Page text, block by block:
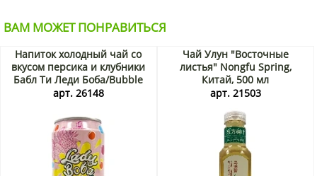
ВАМ МОЖЕТ ПОНРАВИТЬСЯ
Напиток холодный чай со
вкусом персика и клубники
Бабл Ти Леди Боба/Bubble
Tea Lady Boba Madam Hong,
арт. 26148
Чай Улун "Восточные
листья" Nongfu Spring,
Китай, 500 мл
арт. 21503